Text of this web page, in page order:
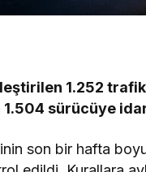
1.252
sürücüye
son bir hafta